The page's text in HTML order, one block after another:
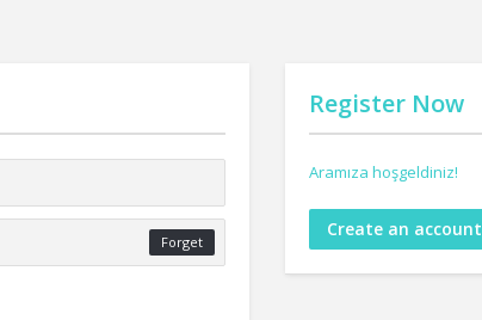
Forget
Register Now
Aramıza hoşgeldiniz!
Create an account